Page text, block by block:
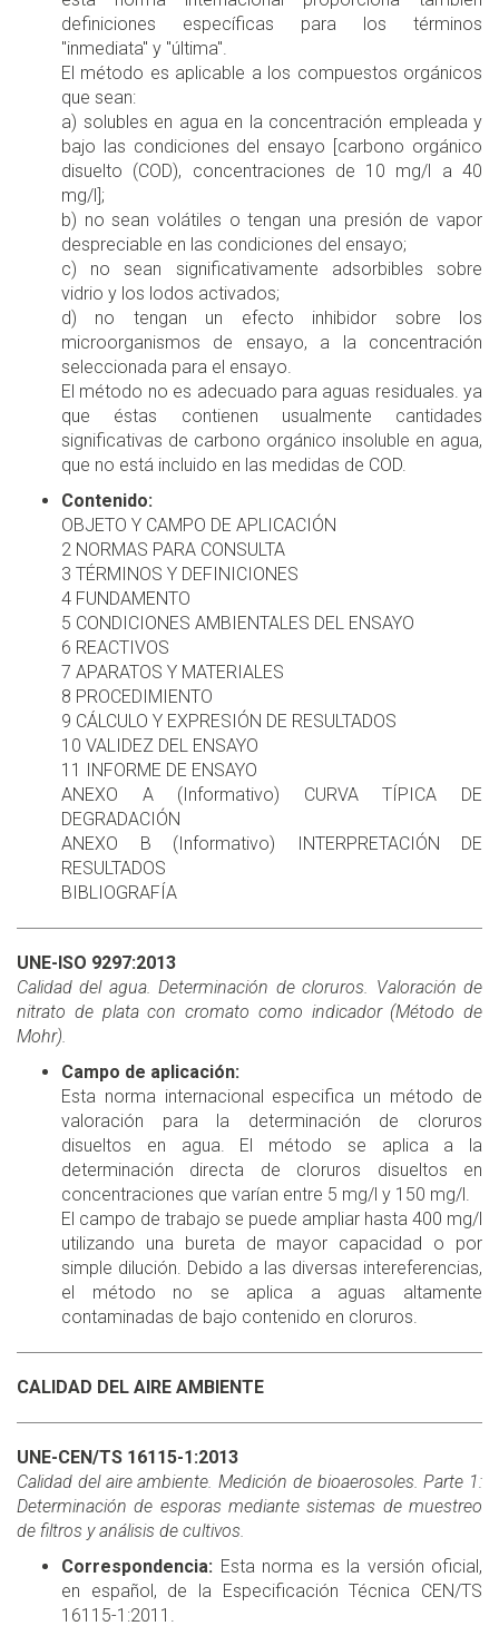
definiciones específicas para los términos
"inmediata" y "última".
El método es aplicable a los compuestos orgánicos
que sean:
a) solubles en agua en la concentración empleada y
bajo las condiciones del ensayo [carbono orgánico
disuelto (COD), concentraciones de 10 mg/l a 40
mg/l];
b) no sean volátiles o tengan una presión de vapor
despreciable en las condiciones del ensayo;
c) no sean significativamente adsorbibles sobre
vidrio y los lodos activados;
d) no tengan un efecto inhibidor sobre los
microorganismos de ensayo, a la concentración
seleccionada para el ensayo.
El método no es adecuado para aguas residuales. ya
que éstas contienen usualmente cantidades
significativas de carbono orgánico insoluble en agua,
que no está incluido en las medidas de COD.
Contenido:
OBJETO Y CAMPO DE APLICACIÓN
2 NORMAS PARA CONSULTA
3 TÉRMINOS Y DEFINICIONES
4 FUNDAMENTO
5 CONDICIONES AMBIENTALES DEL ENSAYO
6 REACTIVOS
7 APARATOS Y MATERIALES
8 PROCEDIMIENTO
9 CÁLCULO Y EXPRESIÓN DE RESULTADOS
10 VALIDEZ DEL ENSAYO
11 INFORME DE ENSAYO
ANEXO A (Informativo) CURVA TÍPICA DE
DEGRADACIÓN
ANEXO B (Informativo) INTERPRETACIÓN DE
RESULTADOS
BIBLIOGRAFÍA
UNE-ISO 9297:2013
Calidad del agua. Determinación de cloruros. Valoración de
nitrato de plata con cromato como indicador (Método de
Mohr).
Campo de aplicación:
Esta norma internacional especifica un método de
valoración para la determinación de cloruros
disueltos en agua. El método se aplica a la
determinación directa de cloruros disueltos en
concentraciones que varían entre 5 mg/l y 150 mg/l.
El campo de trabajo se puede ampliar hasta 400 mg/l
utilizando una bureta de mayor capacidad o por
simple dilución. Debido a las diversas intereferencias,
el método no se aplica a aguas altamente
contaminadas de bajo contenido en cloruros.
CALIDAD DEL AIRE AMBIENTE
UNE-CEN/TS 16115-1:2013
Calidad del aire ambiente. Medición de bioaerosoles. Parte 1:
Determinación de esporas mediante sistemas de muestreo
de filtros y análisis de cultivos.
Correspondencia: Esta norma es la versión oficial,
en español, de la Especificación Técnica CEN/TS
16115-1:2011.